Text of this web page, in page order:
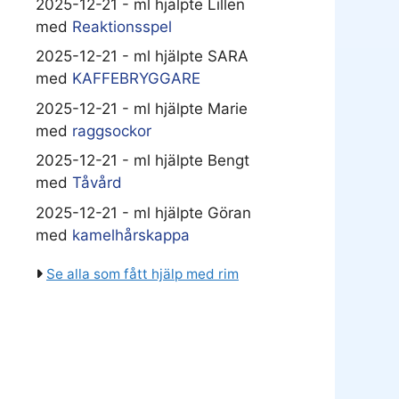
2025-12-21 - ml hjälpte Lillen
med Reaktionsspel
2025-12-21 - ml hjälpte SARA
med KAFFEBRYGGARE
2025-12-21 - ml hjälpte Marie
med raggsockor
2025-12-21 - ml hjälpte Bengt
med Tåvård
2025-12-21 - ml hjälpte Göran
med kamelhårskappa
Se alla som fått hjälp med rim